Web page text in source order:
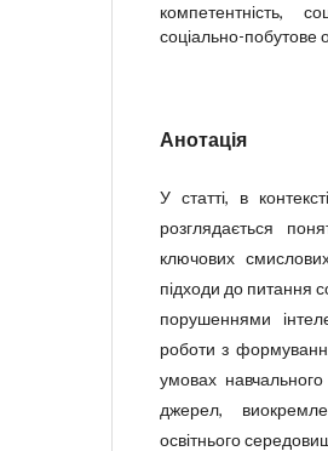
компетентність,
соціально-побутове
Анотація
У статті, в
розглядається
ключових
підходи до питання
порушеннями
роботи з
умовах
джерел,
освітнього